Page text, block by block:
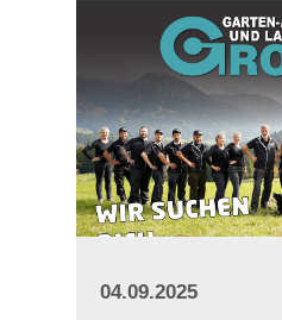
04.09.2025